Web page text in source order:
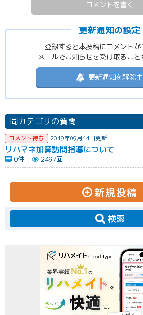
コメントを書く
更新通知の設定
登録すると本投稿にコメントが
メールでお知らせを受け取ること
更新通知を解除中
同カテゴリの質問
コメント待ち 2019年09月14日更新
リハマネ加算訪問指導について
0件 2497回
新規投稿
検索